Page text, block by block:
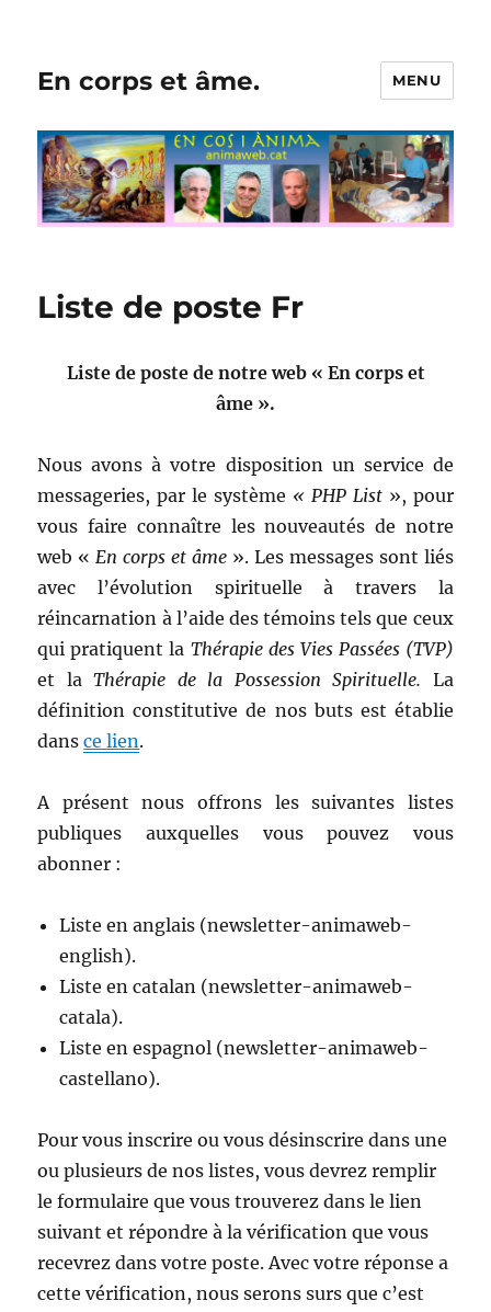
En corps et âme. MENU
Liste de poste Fr
Liste de poste de notre web « En corps et
âme ».
Nous avons à votre disposition un service de
messageries, par le système « PHP List», pour
vous faire connaître les nouveautés de notre
web «En corps et âme ». Les messages sont liés
avec l’évolution spirituelle à travers la
réincarnation à l’aide des témoins tels que ceux
qui pratiquent la Thérapie des Vies Passées (TVP)
et laThérapie de la Possession Spirituelle. La
définition constitutive de nos buts est établie
dansce lien.
A présent nous offrons les suivantes listes
publiques auxquelles vous pouvez vous
abonner :
Liste en anglais (newsletter-animaweb-
english).
Liste en catalan (newsletter-animaweb-
catala).
Liste en espagnol (newsletter-animaweb-
castellano).
Pour vous inscrire ou vous désinscrire dans une
ou plusieurs de nos listes, vous devrez remplir
le formulaire que vous trouverez dans le lien
suivant et répondre à la vérification que vous
recevrez dans votre poste. Avec votre réponse a
cette vérification, nous serons surs que c’est